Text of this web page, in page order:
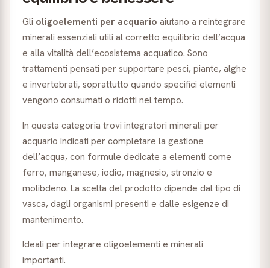
Gli oligoelementi per acquario aiutano a reintegrare
minerali essenziali utili al corretto equilibrio dell’acqua
e alla vitalità dell’ecosistema acquatico. Sono
trattamenti pensati per supportare pesci, piante, alghe
e invertebrati, soprattutto quando specifici elementi
vengono consumati o ridotti nel tempo.
In questa categoria trovi integratori minerali per
acquario indicati per completare la gestione
dell’acqua, con formule dedicate a elementi come
ferro, manganese, iodio, magnesio, stronzio e
molibdeno. La scelta del prodotto dipende dal tipo di
vasca, dagli organismi presenti e dalle esigenze di
mantenimento.
Ideali per integrare oligoelementi e minerali
importanti.